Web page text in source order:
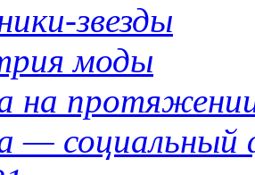
звезды
моды
на
— социальный